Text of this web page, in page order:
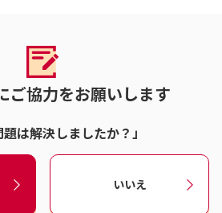
ご協力をお願いします
題は解決しましたか？」
いいえ